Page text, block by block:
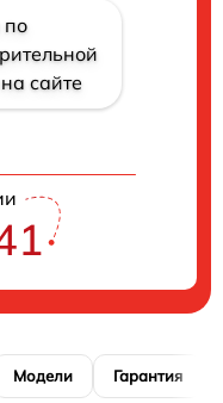
по
сайте
Модели Гарантия